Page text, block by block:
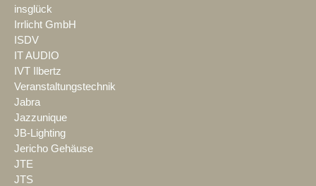
insglück
Irrlicht GmbH
ISDV
IT AUDIO
IVT Ilbertz
Veranstaltungstechnik
Jabra
Jazzunique
JB-Lighting
Jericho Gehäuse
JTE
JTS